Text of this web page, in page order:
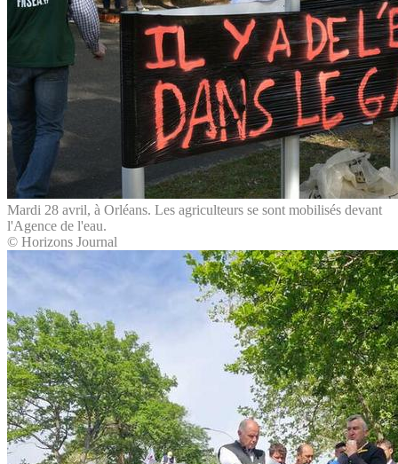
Mardi 28 avril, à Orléans. Les agriculteurs se sont mobilisés devant
l'Agence de l'eau.
© Horizons Journal